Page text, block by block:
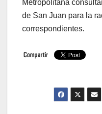
Metropolitana
de San Juan para la
correspondientes.